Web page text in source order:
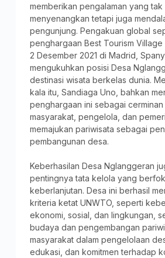
memberikan pengalaman yang tak
menyenangkan tetapi juga
pengunjung. Pengakuan global
penghargaan Best Tourism
2 Desember 2021 di Madrid,
mengukuhkan posisi Desa
destinasi wisata berkelas dunia.
kala itu, Sandiaga Uno, bahkan
penghargaan ini sebagai cerminan
masyarakat, pengelola, dan
memajukan pariwisata sebagai
pembangunan desa.
Keberhasilan Desa Nglanggeran
pentingnya tata kelola yang
keberlanjutan. Desa ini berhasil
kriteria ketat UNWTO, seperti
ekonomi, sosial, dan lingkungan,
budaya dan pengembangan
masyarakat dalam pengelolaan
edukasi, dan komitmen terhadap